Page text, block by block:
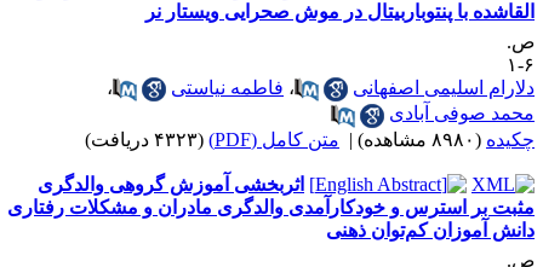
با پنتوباربیتال در موش صحرایی ویستار نر
اصفهانی ، فاطمه نیاستی
،
آبادی
| متن کامل (PDF) (۴۳۲۳ دریافت)
اثربخشی آموزش گروهی والدگری
استرس و خودکارآمدی والدگری مادران و مشکلات رفتاری
کم‌توان ذهنی